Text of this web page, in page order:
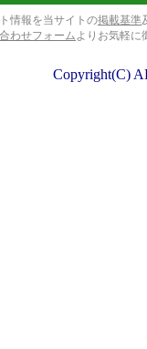
情報を当サイトの掲載基準
わせフォームよりお気軽に
Copyright(C)